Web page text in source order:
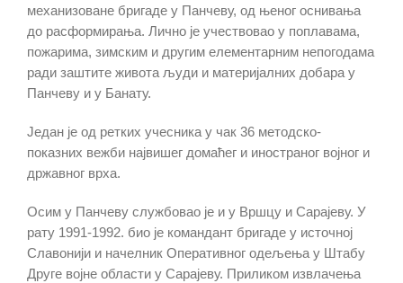
механизоване бригаде у Панчеву, од њеног оснивања
до расформирања. Лично је учествовао у поплавама,
пожарима, зимским и другим елементарним непогодама
ради заштите живота људи и материјалних добара у
Панчеву и у Банату.
Један је од ретких учесника у чак 36 методско-
показних вежби највишег домаћег и иностраног војног и
државног врха.
Осим у Панчеву службовао је и у Вршцу и Сарајеву. У
рату 1991-1992. био је командант бригаде у источној
Славонији и начелник Оперативног одељења у Штабу
Друге војне области у Сарајеву. Приликом извлачења